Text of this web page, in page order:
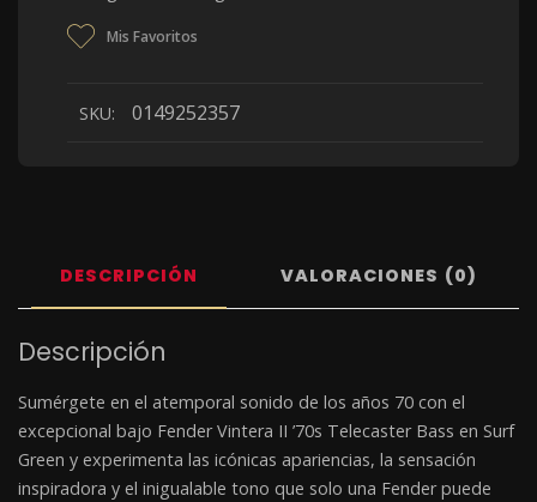
Mis Favoritos
SKU: 0149252357
DESCRIPCIÓN VALORACIONES (0)
Descripción
Sumérgete en el atemporal sonido de los años 70 con el
excepcional bajo Fender Vintera II ’70s Telecaster Bass en Surf
Green y experimenta las icónicas apariencias, la sensación
inspiradora y el inigualable tono que solo una Fender puede